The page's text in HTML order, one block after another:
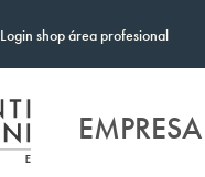
Login shop área profesional
EMPRESA